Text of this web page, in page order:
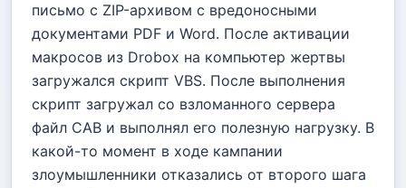
письмо с ZIP-архивом с вредоносными
документами PDF и Word. После активации
макросов из Drobox на компьютер жертвы
загружался скрипт VBS. После выполнения
скрипт загружал со взломанного сервера
файл CAB и выполнял его полезную нагрузку. В
какой-то момент в ходе кампании
злоумышленники отказались от второго шага